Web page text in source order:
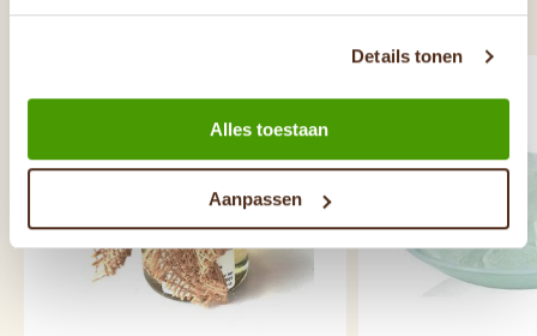
Details tonen
Alles toestaan
Aanpassen